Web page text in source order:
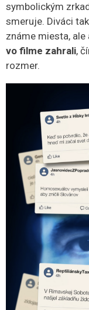
symbolickým
smeruje. Diváci
známe miesta, ale
vo filme zahrali,
rozmer.